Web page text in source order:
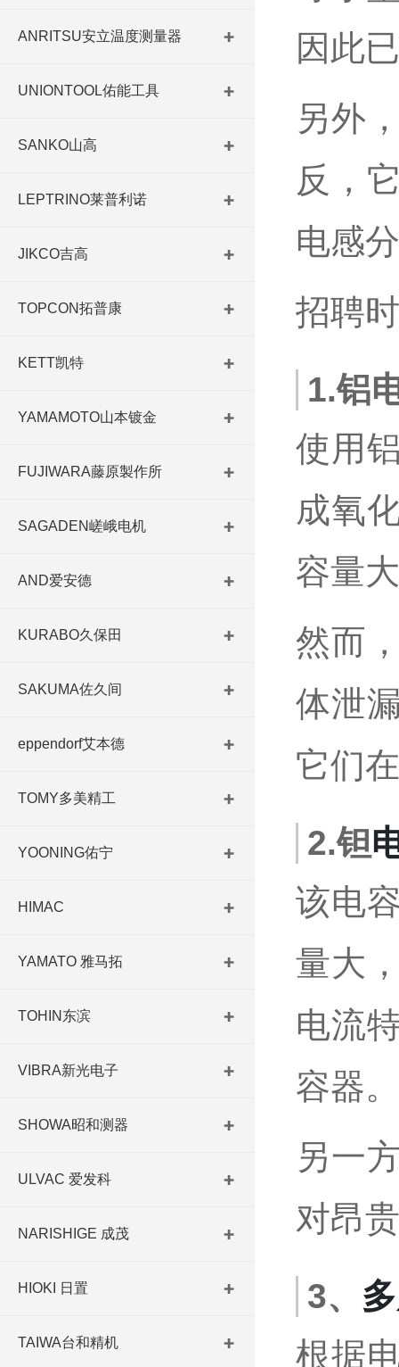
因此
另外
反，
电感
招聘
1.铝
使用
成氧
容量
然而
体泄
它们
2.钽
该电
量大
电流
容器。
另一
对昂贵
3、
根据
ANRITSU安立温度测量器
UNIONTOOL佑能工具
SANKO山高
LEPTRINO莱普利诺
JIKCO吉高
TOPCON拓普康
KETT凯特
YAMAMOTO山本镀金
FUJIWARA藤原製作所
SAGADEN嵯峨电机
AND爱安德
KURABO久保田
SAKUMA佐久间
eppendorf艾本德
TOMY多美精工
YOONING佑宁
HIMAC
YAMATO 雅马拓
TOHIN东滨
VIBRA新光电子
SHOWA昭和测器
ULVAC 爱发科
NARISHIGE 成茂
HIOKI 日置
TAIWA台和精机